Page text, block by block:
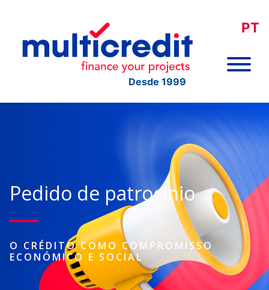
Desde 1999
PT
Pedido de patrocínio
O CRÉDITO COMO COMPROMISSO
ECONÓMICO E SOCIAL